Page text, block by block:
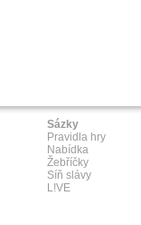
Sázky
Pravidla hry
Nabídka
Žebříčky
Síň slávy
L!VE